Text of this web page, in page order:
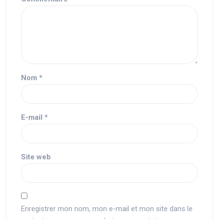
Nom *
E-mail *
Site web
Enregistrer mon nom, mon e-mail et mon site dans le